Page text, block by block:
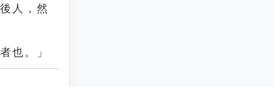
人，然
也。」